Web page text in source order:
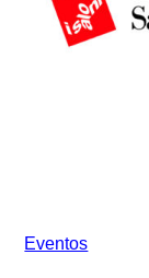
Eventos